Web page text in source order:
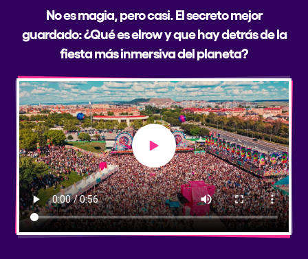
No es magia, pero casi. El secreto mejor
guardado: ¿Qué es elrow y que hay detrás de la
fiesta más inmersiva del planeta?
Play video